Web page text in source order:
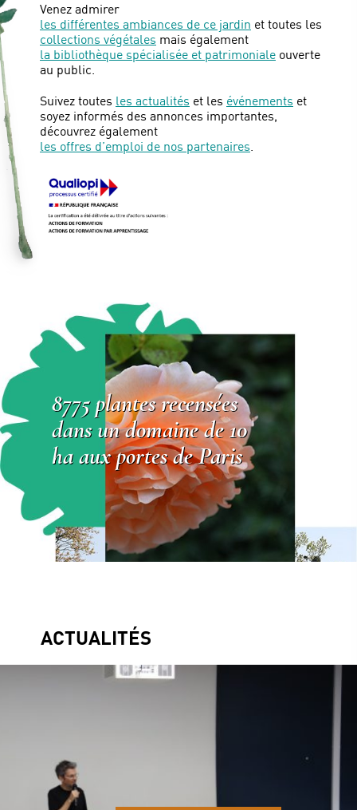
Venez admirer
les différentes ambiances de ce jardin et toutes les
collections végétales mais également
la bibliothèque spécialisée et patrimoniale ouverte
au public.
Suivez toutes les actualités et les événements et
soyez informés des annonces importantes,
découvrez également
les offres d’emploi de nos partenaires
8775 plantes recensées
dans un domaine de 10
ha aux portes de Paris
ACTUALITÉS